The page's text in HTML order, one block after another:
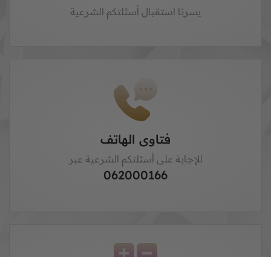
يسرنا استقبال أسئلتكم الشرعية
فتاوى الهاتف
للإجابة على أسئلتكم الشرعية عبر
062000166